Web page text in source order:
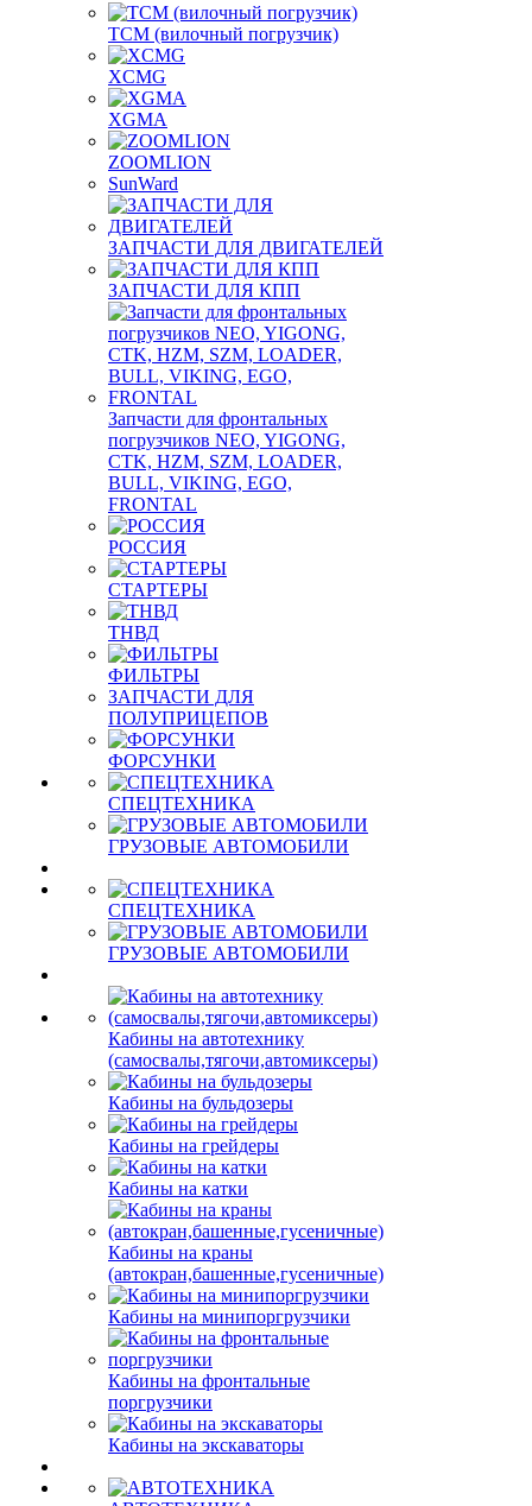
TCM (вилочный погрузчик)
XCMG
XGMA
ZOOMLION
SunWard
ЗАПЧАСТИ ДЛЯ ДВИГАТЕЛЕЙ
ЗАПЧАСТИ ДЛЯ КПП
Запчасти для фронтальных
погрузчиков NEO, YIGONG,
CTK, HZM, SZM, LOADER,
BULL, VIKING, EGO,
FRONTAL
РОССИЯ
СТАРТЕРЫ
ТНВД
ФИЛЬТРЫ
ЗАПЧАСТИ ДЛЯ
ПОЛУПРИЦЕПОВ
ФОРСУНКИ
СПЕЦТЕХНИКА
ГРУЗОВЫЕ АВТОМОБИЛИ
СПЕЦТЕХНИКА
ГРУЗОВЫЕ АВТОМОБИЛИ
Кабины на автотехнику
(самосвалы,тягочи,автомиксеры)
Кабины на бульдозеры
Кабины на грейдеры
Кабины на катки
Кабины на краны
(автокран,башенные,гусеничные)
Кабины на минипоргрузчики
Кабины на фронтальные
поргрузчики
Кабины на экскаваторы